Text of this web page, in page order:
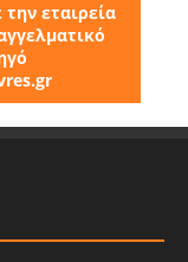
εταιρεία